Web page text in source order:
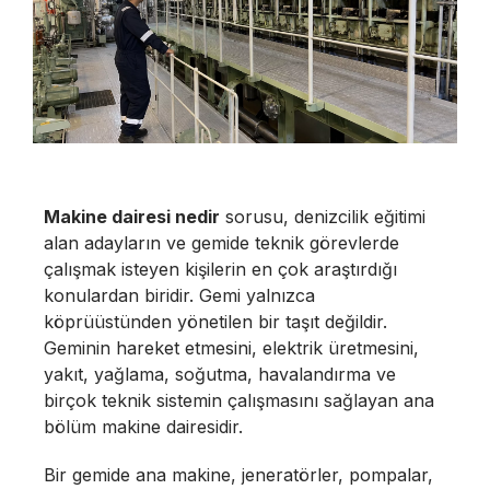
Makine dairesi nedir sorusu, denizcilik eğitimi
alan adayların ve gemide teknik görevlerde
çalışmak isteyen kişilerin en çok araştırdığı
konulardan biridir. Gemi yalnızca
köprüüstünden yönetilen bir taşıt değildir.
Geminin hareket etmesini, elektrik üretmesini,
yakıt, yağlama, soğutma, havalandırma ve
birçok teknik sistemin çalışmasını sağlayan ana
bölüm makine dairesidir.
Bir gemide ana makine, jeneratörler, pompalar,